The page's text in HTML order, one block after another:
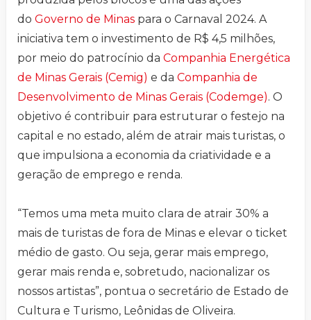
do Governo de Minas para o Carnaval 2024. A
iniciativa tem o investimento de R$ 4,5 milhões,
por meio do patrocínio da Companhia Energética
de Minas Gerais (Cemig) e da Companhia de
Desenvolvimento de Minas Gerais (Codemge). O
objetivo é contribuir para estruturar o festejo na
capital e no estado, além de atrair mais turistas, o
que impulsiona a economia da criatividade e a
geração de emprego e renda.
“Temos uma meta muito clara de atrair 30% a
mais de turistas de fora de Minas e elevar o ticket
médio de gasto. Ou seja, gerar mais emprego,
gerar mais renda e, sobretudo, nacionalizar os
nossos artistas”, pontua o secretário de Estado de
Cultura e Turismo, Leônidas de Oliveira.